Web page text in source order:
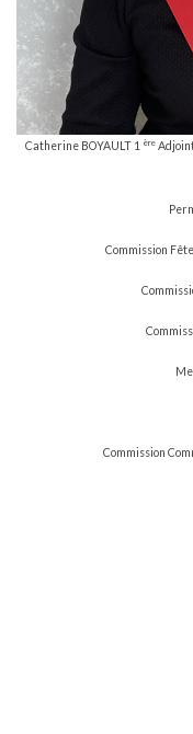
Catherine BOYAULT 1 ère
Commission
Commission